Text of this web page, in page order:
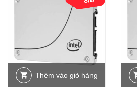
Thêm vào giỏ hàng